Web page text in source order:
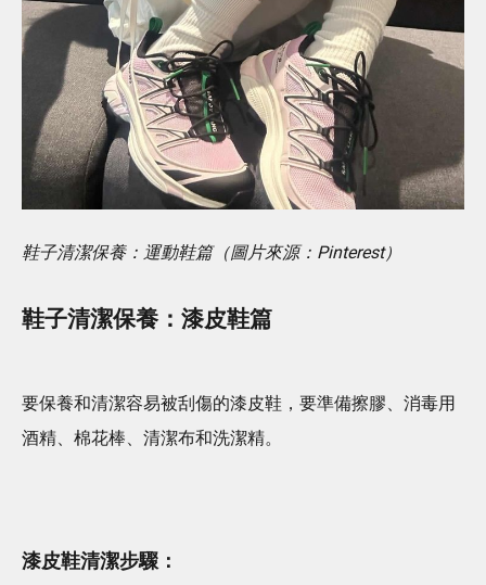
鞋子清潔保養：運動鞋篇（圖片來源：Pinterest）
鞋子清潔保養：漆皮鞋篇
要保養和清潔容易被刮傷的漆皮鞋，要準備擦膠、消毒用
酒精、棉花棒、清潔布和洗潔精。
漆皮鞋清潔步驟：